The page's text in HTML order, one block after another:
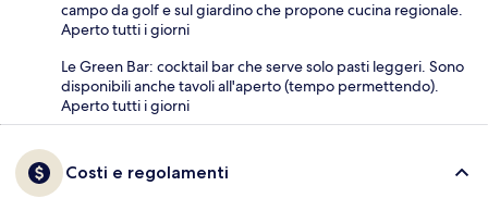
campo da golf e sul giardino che propone cucina regionale.
Aperto tutti i giorni
Le Green Bar: cocktail bar che serve solo pasti leggeri. Sono
disponibili anche tavoli all'aperto (tempo permettendo).
Aperto tutti i giorni
Costi e regolamenti